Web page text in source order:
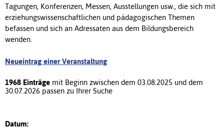
Tagungen, Konferenzen, Messen, Ausstellungen usw., die sich mit
erziehungswissenschaftlichen und pädagogischen Themen
befassen und sich an Adressaten aus dem Bildungsbereich
wenden.
Neueintrag einer Veranstaltung
1968 Einträge mit Beginn zwischen dem 03.08.2025 und dem
30.07.2026 passen zu Ihrer Suche